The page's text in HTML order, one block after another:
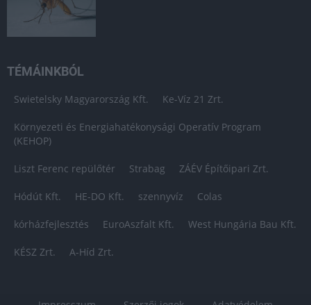
TÉMÁINKBÓL
Swietelsky Magyarország Kft. Ke-Víz 21 Zrt.
Környezeti és Energiahatékonysági Operatív Program
(KEHOP)
Liszt Ferenc repülőtér Strabag ZÁÉV Építőipari Zrt.
Hódút Kft. HE-DO Kft. szennyvíz Colas
kórházfejlesztés EuroAszfalt Kft. West Hungária Bau Kft.
KÉSZ Zrt. A-Híd Zrt.